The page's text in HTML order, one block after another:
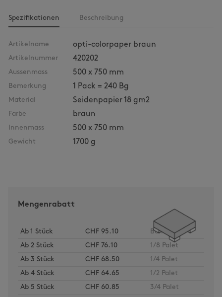
Spezifikationen Beschreibung
Artikelname opti-colorpaper braun
Artikelnummer 420202
Aussenmass 500 x 750 mm
Bemerkung 1 Pack = 240 Bg
Material Seidenpapier 18 gm2
Farbe braun
Innenmass 500 x 750 mm
Gewicht 1700 g
Mengenrabatt
Ab 1 Stück CHF 95.10
Bund
Ab 2 Stück CHF 76.10
1/8 Palet
Ab 3 Stück CHF 68.50
1/4 Palet
Ab 4 Stück CHF 64.65
1/2 Palet
Ab 5 Stück CHF 60.85
3/4 Palet